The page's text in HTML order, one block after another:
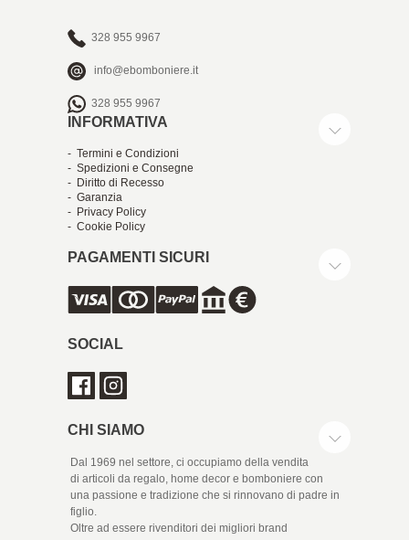
328 955 9967
info@ebomboniere.it
328 955 9967
INFORMATIVA
- Termini e Condizioni
- Spedizioni e Consegne
- Diritto di Recesso
- Garanzia
- Privacy Policy
- Cookie Policy
PAGAMENTI SICURI
SOCIAL
CHI SIAMO
Dal 1969 nel settore, ci occupiamo della vendita
di articoli da regalo, home decor e bomboniere con
una passione e tradizione che si rinnovano di padre in
figlio.
Oltre ad essere rivenditori dei migliori brand